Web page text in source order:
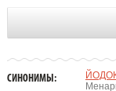
СИНОНИМЫ: